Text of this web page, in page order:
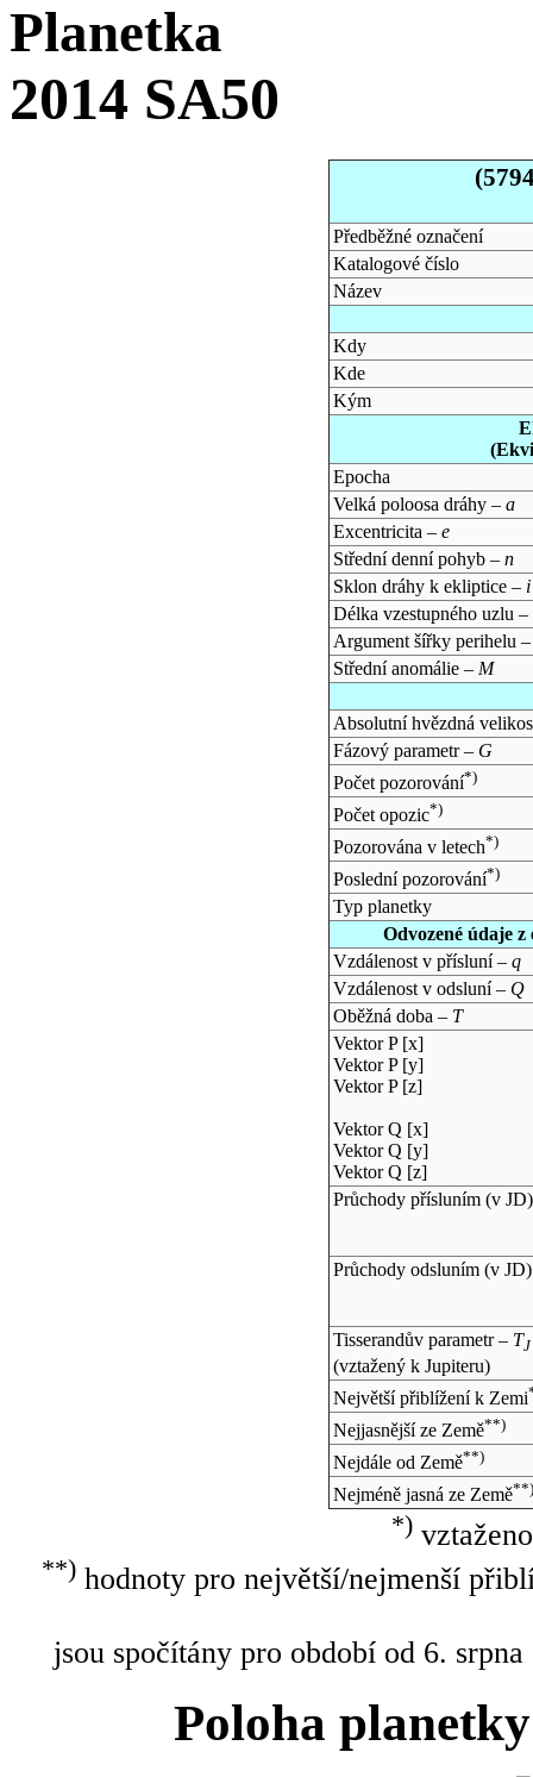
Planetka
2014 SA50
Předběžné označení
Katalogové číslo
Název
Kdy
Kde
Kým
Epocha
Velká poloosa dráhy – a
Excentricita – e
Střední denní pohyb – n
Sklon dráhy k ekliptice – i
Délka vzestupného uzlu –
Argument šířky perihelu
Střední anomálie – M
Absolutní hvězdná
Fázový parametr – G
Počet pozorování*)
Počet opozic*)
Pozorována v letech*)
Poslední pozorování*)
Typ planetky
Odvozené údaje
Vzdálenost v přísluní – q
Vzdálenost v odsluní – Q
Oběžná doba – T
Vektor P [x]
Vektor P [y]
Vektor P [z]
Vektor Q [x]
Vektor Q [y]
Vektor Q [z]
Průchody přísluním (v JD)
Průchody odsluním (v JD)
Tisserandův parametr – TJ
(vztažený k Jupiteru)
Největší přiblížení k Zemi
Nejjasnější ze Země**)
Nejdále od Země**)
Nejméně jasná ze Země**)
*)
**)hodnoty pro největší/nejmenší
jsou spočítány pro období od 6.
Poloha